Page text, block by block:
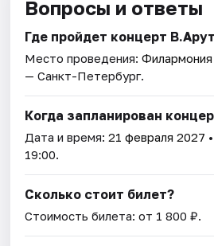
Вопросы и ответы
Где пройдет концерт
Место проведения:
— Санкт-Петербург.
Когда запланирован
Дата и время:21 февраля 2027
19:00.
Сколько стоит билет?
Стоимость билета: от 1 800 ₽.